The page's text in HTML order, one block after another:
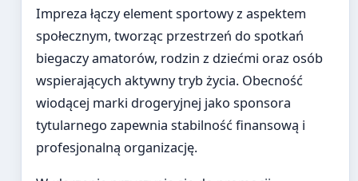
Impreza łączy element sportowy z aspektem
społecznym, tworząc przestrzeń do spotkań
biegaczy amatorów, rodzin z dziećmi oraz osób
wspierających aktywny tryb życia. Obecność
wiodącej marki drogeryjnej jako sponsora
tytularnego zapewnia stabilność finansową i
profesjonalną organizację.